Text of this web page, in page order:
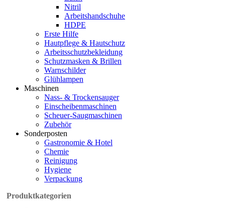
Nitril
Arbeitshandschuhe
HDPE
Erste Hilfe
Hautpflege & Hautschutz
Arbeitsschutzbekleidung
Schutzmasken & Brillen
Warnschilder
Glühlampen
Maschinen
Nass- & Trockensauger
Einscheibenmaschinen
Scheuer-Saugmaschinen
Zubehör
Sonderposten
Gastronomie & Hotel
Chemie
Reinigung
Hygiene
Verpackung
Produktkategorien